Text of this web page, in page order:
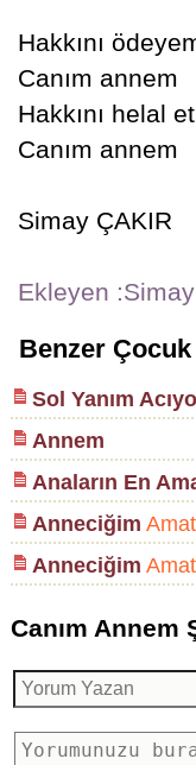
Hakkını
Canım annem
Hakkını helal et
Canım annem
Simay ÇAKIR
Ekleyen :Simay
Benzer
Sol Yanım
Annem
Anaların En
Anneciğim
Anneciğim
Canım Annem